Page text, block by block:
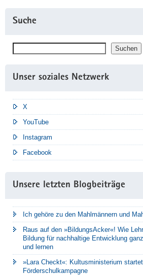
Suche
Suchen Suchen
Unser soziales Netzwerk
X
YouTube
Instagram
Facebook
Unsere letzten Blogbeiträge
Ich gehöre zu den Mahlmännern und
Raus auf den »BildungsAcker«! Wie
Bildung für nachhaltige Entwicklung
und lernen
»Lara Checkt«: Kultusministerium
Förderschulkampagne